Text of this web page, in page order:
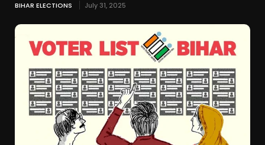
BIHAR ELECTIONS July 31, 2025